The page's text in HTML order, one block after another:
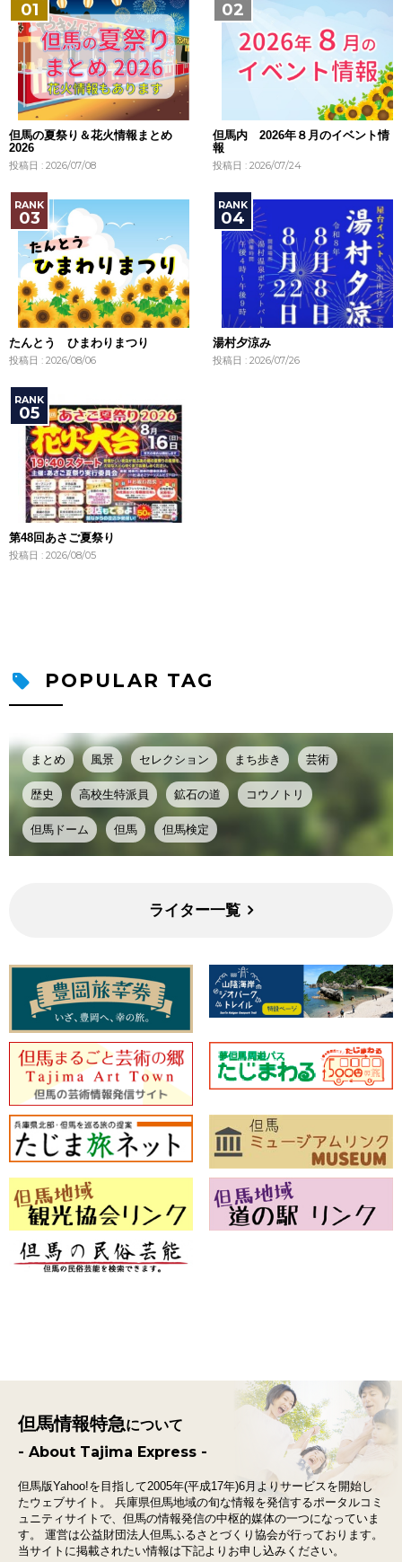
但馬の夏祭り＆花火情報まとめ
2026
投稿日 : 2026/07/08
但馬内 2026年８月のイベント情
報
投稿日 : 2026/07/24
たんとう ひまわりまつり
投稿日 : 2026/08/06
湯村夕涼み
投稿日 : 2026/07/26
第48回あさご夏祭り
投稿日 : 2026/08/05
POPULAR TAG
まとめ 風景 セレクション まち歩き 芸術
歴史 高校生特派員 鉱石の道 コウノトリ
但馬ドーム 但馬 但馬検定
ライター一覧
但馬情報特急について
- About Tajima Express -
但馬版Yahoo!を目指して2005年(平成17年)6月よりサービスを開始し
たウェブサイト。
兵庫県但馬地域の旬な情報を発信するポータルコミ
ュニティサイトで、 但馬の情報発信の中枢的媒体の一つになっていま
す。
運営は公益財団法人但馬ふるさとづくり協会が行っております。
当サイトに掲載されたい情報は下記よりお申し込みください。